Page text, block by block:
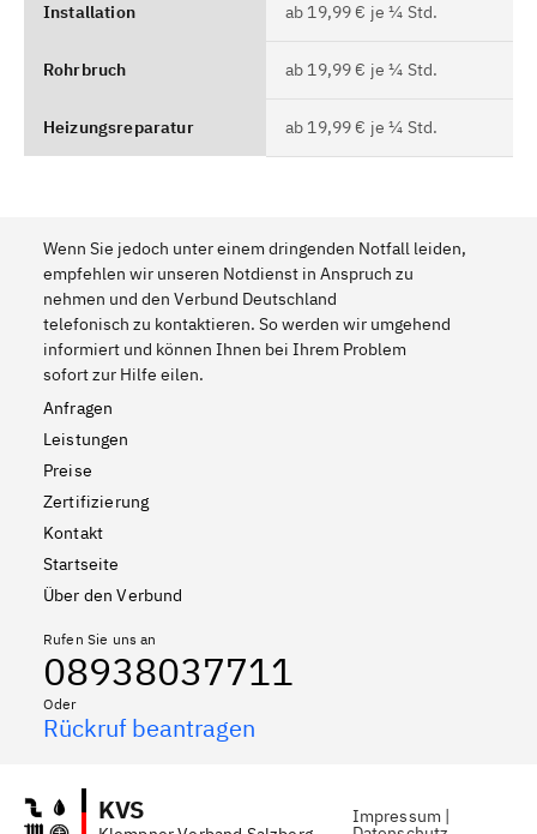
Installation ab 19,99 € je ¼ Std.
Rohrbruch ab 19,99 € je ¼ Std.
Heizungsreparatur ab 19,99 € je ¼ Std.
Wenn Sie jedoch unter einem dringenden Notfall leiden,
empfehlen wir unseren Notdienst in Anspruch zu
nehmen und den Verbund Deutschland
telefonisch zu kontaktieren. So werden wir umgehend
informiert und können Ihnen bei Ihrem Problem
sofort zur Hilfe eilen.
Anfragen
Leistungen
Preise
Zertifizierung
Kontakt
Startseite
Über den Verbund
Rufen Sie uns an
08938037711
Oder
Rückruf beantragen
KVS Impressum |